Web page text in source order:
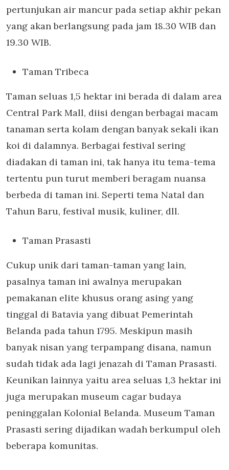
pertunjukan air mancur pada setiap akhir pekan
yang akan berlangsung pada jam 18.30 WIB dan
19.30 WIB.
Taman Tribeca
Taman seluas 1,5 hektar ini berada di dalam area
Central Park Mall, diisi dengan berbagai macam
tanaman serta kolam dengan banyak sekali ikan
koi di dalamnya. Berbagai festival sering
diadakan di taman ini, tak hanya itu tema-tema
tertentu pun turut memberi beragam nuansa
berbeda di taman ini. Seperti tema Natal dan
Tahun Baru, festival musik, kuliner, dll.
Taman Prasasti
Cukup unik dari taman-taman yang lain,
pasalnya taman ini awalnya merupakan
pemakanan elite khusus orang asing yang
tinggal di Batavia yang dibuat Pemerintah
Belanda pada tahun 1795. Meskipun masih
banyak nisan yang terpampang disana, namun
sudah tidak ada lagi jenazah di Taman Prasasti.
Keunikan lainnya yaitu area seluas 1,3 hektar ini
juga merupakan museum cagar budaya
peninggalan Kolonial Belanda. Museum Taman
Prasasti sering dijadikan wadah berkumpul oleh
beberapa komunitas.